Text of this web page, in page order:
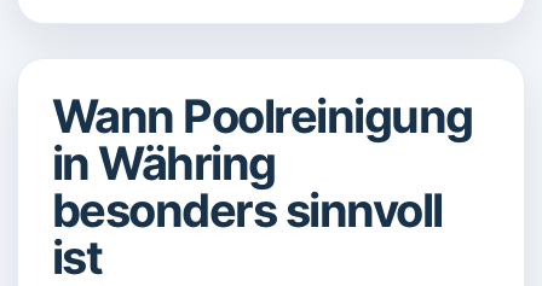
Wann Poolreinigung
in Währing
besonders sinnvoll
ist